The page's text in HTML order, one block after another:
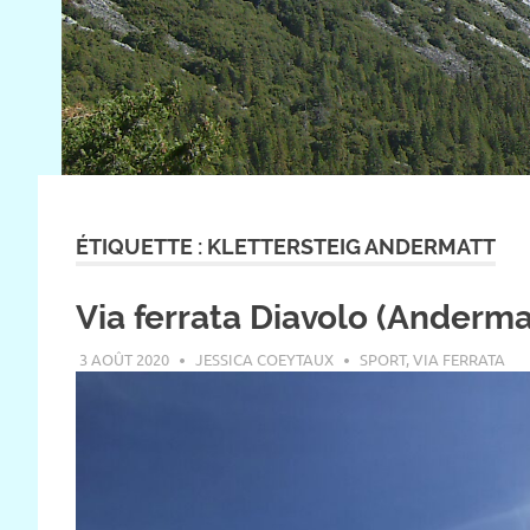
ÉTIQUETTE : KLETTERSTEIG ANDERMATT
Via ferrata Diavolo
3 AOÛT 2020 JESSICA COEYTAUX SPORT,VIA FERRATA